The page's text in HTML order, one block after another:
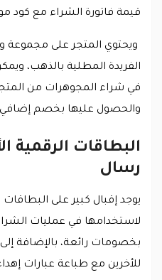
قيمة فاتورة الشراء مع كود
ويحتوي المتجر على
الفريدة المطلية بالذهب،
في شراء المجوهرات من
والحصول عليها بخصم إضافي
البطاقات الرقمية
رسال
يوجد إقبال كبير على
لاستخدامها في عمليات
بخصومات رائعة، بالإضافة
للأخرين مع طباعة عبارات